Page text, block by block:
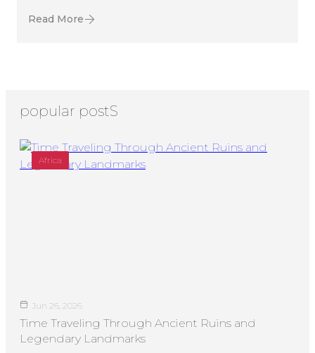
Read More
popular postS
Africa
Jun 26, 2026
Time Traveling Through Ancient Ruins and
Legendary Landmarks